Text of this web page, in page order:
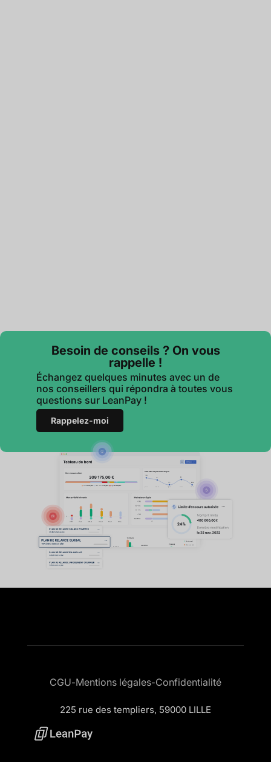
Besoin de conseils ? On vous
rappelle !
Échangez quelques minutes avec un de
nos conseillers qui répondra à toutes vous
questions sur LeanPay !
Rappelez-moi
CGU-Mentions légales-Confidentialité
225 rue des templiers, 59000 LILLE